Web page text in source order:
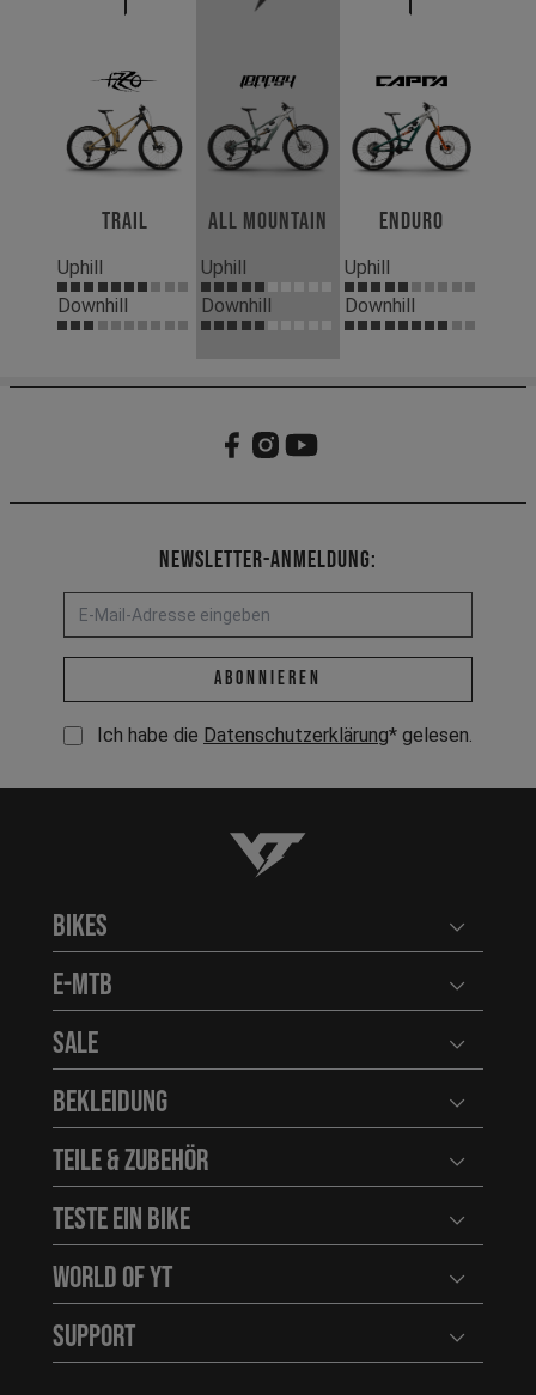
Trail
Uphill
Downhill
All Mountain
Uphill
Downhill
Enduro
Uphill
Downhill
Newsletter-Anmeldung:
E-Mail-Adresse *
abonnieren
Ich habe die Datenschutzerklärung* gelesen.
YT-Industries
Bikes
E-MTB
Sale
Bekleidung
Teile & Zubehör
Teste ein Bike
World of YT
Support